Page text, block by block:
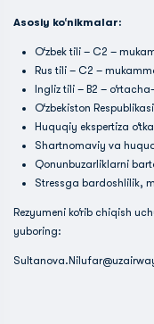
Asosiy ko‘nikmalar:
O‘zbek tili – C2 –
Rus tili – C2 –
Ingliz tili – B2 –
O‘zbekiston
Huquqiy ekspertiza
Shartnomaviy va
Qonunbuzarliklarni
Stressga bardoshlilik,
Rezyumeni ko‘rib chiqish
yuboring: